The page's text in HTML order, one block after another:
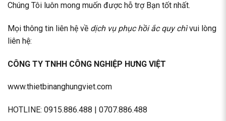
Chúng Tôi luôn mong muốn được hỗ trợ Bạn tốt nhất.
Mọi thông tin liên hệ về dịch vụ phục hồi ắc quy chìvui lòng
liên hệ:
CÔNG TY TNHH CÔNG NGHIỆP HƯNG VIỆT
www.thietbinanghungviet.com
HOTLINE: 0915.886.488 0707.886.488